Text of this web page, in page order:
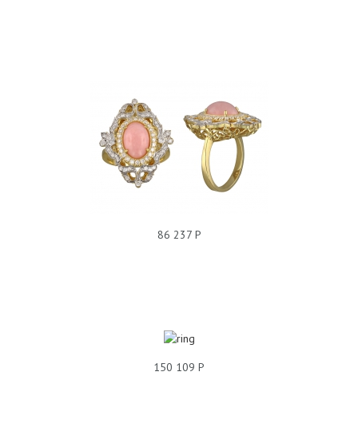
КОЛЬЦО БРИЛЛИАНТ 01К647158
86 237 Р
150 109 Р